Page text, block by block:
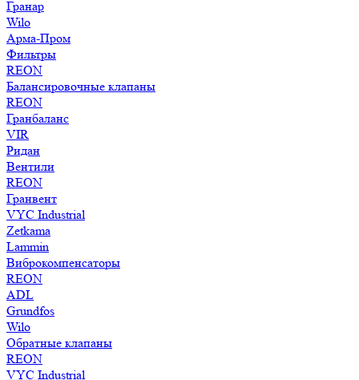
Гранар
Wilo
Арма-Пром
Фильтры
REON
Балансировочные клапаны
REON
Гранбаланс
VIR
Ридан
Вентили
REON
Гранвент
VYC Industrial
Zetkama
Lammin
Виброкомпенсаторы
REON
ADL
Grundfos
Wilo
Обратные клапаны
REON
VYC Industrial